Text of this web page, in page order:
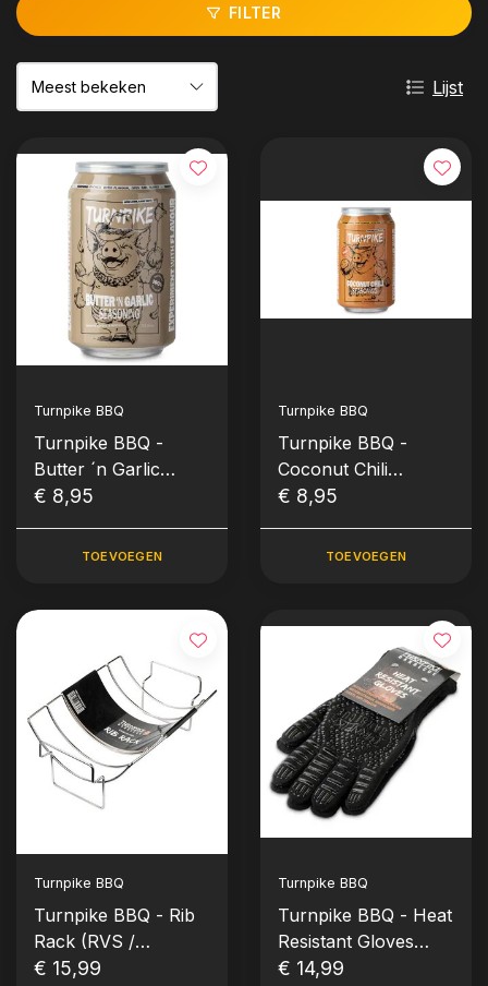
FILTER
Lijst
Turnpike BBQ
Turnpike BBQ -
Butter ´n Garlic
Seasoning (235
€ 8,95
TOEVOEGEN
Turnpike BBQ
Turnpike BBQ -
Coconut Chili
Seasoning (235
€ 8,95
TOEVOEGEN
Turnpike BBQ
Turnpike BBQ - Rib
Rack (RVS /
Stainless Steel)
€ 15,99
Turnpike BBQ
Turnpike BBQ - Heat
Resistant Gloves
(Handschoenen)
€ 14,99